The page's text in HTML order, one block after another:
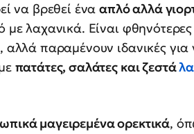
να βρεθεί ένααπλό αλλά
λαχανικά. Είναι
παραμένουν ιδανικές για
πατάτες, σαλάτες και ζεστά
μαγειρεμένα ορεκτικά,